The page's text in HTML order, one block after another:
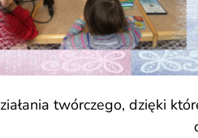
twórczego, dzięki